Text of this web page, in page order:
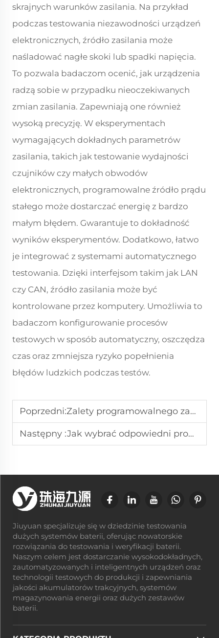
skrajnych warunków zasilania. Na przykład
podczas testowania niezawodności urządzeń
elektronicznych, źródło zasilania może
naśladować nagłe skoki lub spadki napięcia.
To pozwala badaczom ocenić, jak urządzenia
radzą sobie w przypadku nieoczekiwanych
zmian zasilania. Zapewniają one również
wysoką precyzję. W eksperymentach
wymagających dokładnych parametrów
zasilania, takich jak testowanie wydajności
czujników czy małych obwodów
elektronicznych, programowalne źródło prądu
stałego może dostarczać energię z bardzo
małym błędem. Gwarantuje to dokładność
wyników eksperymentów. Dodatkowo, łatwo
je integrować z systemami automatycznego
testowania. Dzięki interfejsom takim jak LAN
czy CAN, źródło zasilania może być
kontrolowane przez komputery. Umożliwia to
badaczom konfigurowanie procesów
testowych w sposób automatyczny, oszczędza
czas oraz zmniejsza ryzyko popełnienia
błędów ludzkich podczas testów.
Poprzedni:Zalety programowalnego zasilacza DC
Następny :Jak wybrać odpowiedni programowalny źródło prądu przemiennego?
Jiuyuan specjalizuje się w dziedzinie testowania
dużych systemów baterii, oferując nowatorskie
rozwiązania do testowania i weryfikacji baterii.
Naszym celem jest dostarczanie wysokodokładnych,
zautomatyzowanych i inteligentnych urządzeń oraz
technologii testowych do produkcji i zapewniania
jakości akumulatorów trakcyjnych, systemów
magazynowania energii oraz dużych zestawów
baterii.